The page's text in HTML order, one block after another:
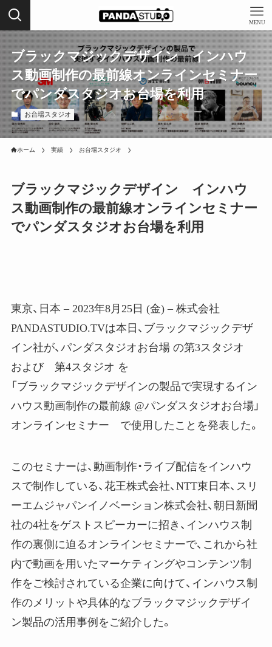
MENU
ブラックマジックデザイン インハウ
ス動画制作の最前線オンラインセミナー
でパンダスタジオお台場を利用
お台場スタジオ
ホーム 実績 お台場スタジオ
ブラックマジックデザイン インハウ
ス動画制作の最前線オンラインセミナー
でパンダスタジオお台場を利用
東京、日本 – 2023年8月25日 (金) – 株式会社
PANDASTUDIO.TVは本日、ブラックマジックデザ
イン社が、パンダスタジオお台場 の第3スタジオ
および 第4スタジオ を
「ブラックマジックデザインの製品で実現するイン
ハウス動画制作の最前線 @パンダスタジオお台場」
オンラインセミナー で使用したことを発表した。
このセミナーは、動画制作・ライブ配信をインハウ
スで制作している、花王株式会社、NTT東日本、スリ
ーエムジャパンイノベーション株式会社、朝日新聞
社の4社をゲストスピーカーに招き、インハウス制
作の裏側に迫るオンラインセミナーで、これから社
内で動画を用いたマーケティングやコンテンツ制
作をご検討されている企業に向けて、インハウス制
作のメリットや具体的なブラックマジックデザイ
ン製品の活用事例をご紹介した。